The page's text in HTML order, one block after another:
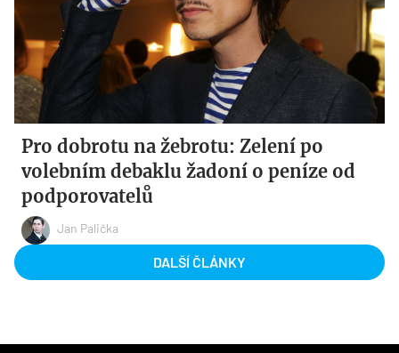
Pro dobrotu na žebrotu: Zelení po
volebním debaklu žadoní o peníze od
podporovatelů
Jan Palička
DALŠÍ ČLÁNKY